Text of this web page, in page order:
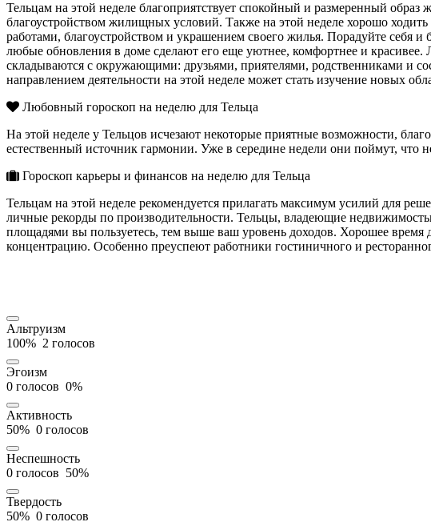
Тельцам на этой неделе благоприятствует спокойный и размеренный
благоустройством жилищных условий. Также на этой неделе хорошо
работами, благоустройством и украшением своего жилья. Порадуйте себя
любые обновления в доме сделают его еще уютнее, комфортнее и
складываются с окружающими: друзьями, приятелями, родственниками и
направлением деятельности на этой неделе может стать изучение новых
Любовный гороскоп на неделю для Тельца
На этой неделе у Тельцов исчезают некоторые приятные возможности,
естественный источник гармонии. Уже в середине недели они поймут, что
Гороскоп карьеры и финансов на неделю для Тельца
Тельцам на этой неделе рекомендуется прилагать максимум усилий для
личные рекорды по производительности. Тельцы, владеющие
площадями вы пользуетесь, тем выше ваш уровень доходов. Хорошее время
концентрацию. Особенно преуспеют работники гостиничного и
Альтруизм
100% 2 голосов
Эгоизм
0 голосов 0%
Активность
50% 0 голосов
Неспешность
0 голосов 50%
Твердость
50% 0 голосов